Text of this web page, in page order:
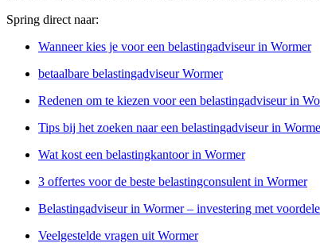
Spring direct naar:
Wanneer kies je voor een belastingadviseur in Wormer
betaalbare belastingadviseur Wormer
Redenen om te kiezen voor een belastingadviseur in
Tips bij het zoeken naar een belastingadviseur in
Wat kost een belastingkantoor in Wormer
3 offertes voor de beste belastingconsulent in Wormer
Belastingadviseur in Wormer – investering met
Veelgestelde vragen uit Wormer